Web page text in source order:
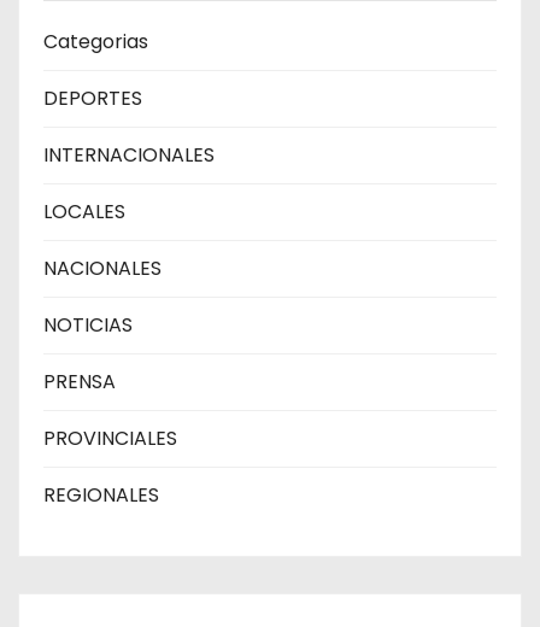
Categorias
DEPORTES
INTERNACIONALES
LOCALES
NACIONALES
NOTICIAS
PRENSA
PROVINCIALES
REGIONALES